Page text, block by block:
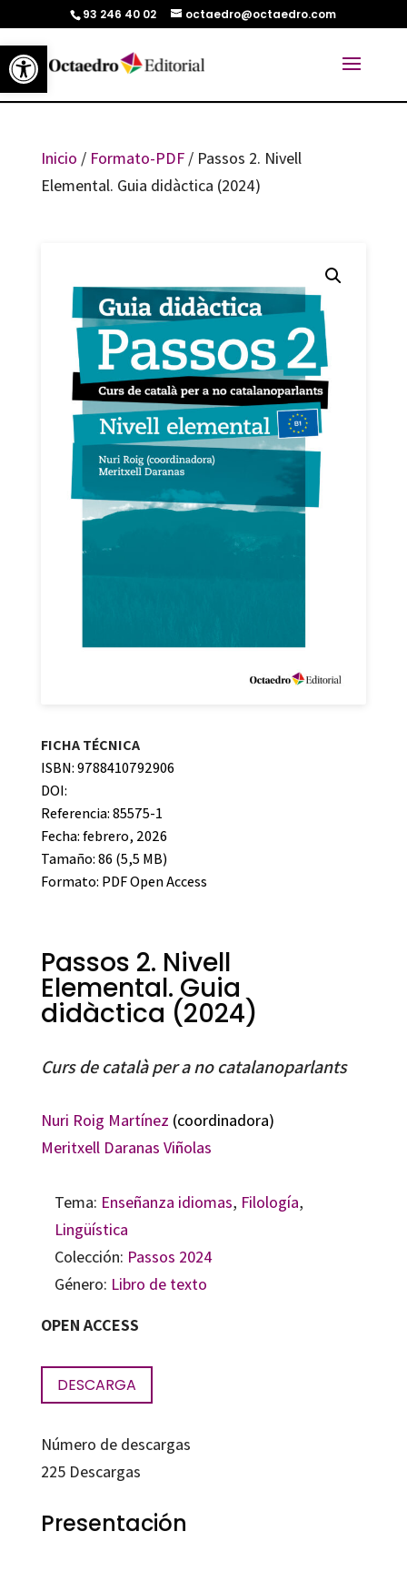
Abrir barra de herramientas
93 246 40 02 octaedro@octaedro.com
Inicio / Formato-PDF/ Passos 2. Nivell
Elemental. Guia didàctica (2024)
FICHA TÉCNICA
ISBN: 9788410792906
DOI:
Referencia: 85575-1
Fecha: febrero, 2026
Tamaño: 86 (5,5 MB)
Formato: PDF Open Access
Passos 2. Nivell
Elemental. Guia
didàctica (2024)
Curs de català per a no catalanoparlants
Nuri Roig Martínez (coordinadora)
Meritxell Daranas Viñolas
Tema: Enseñanza idiomas, Filología,
Lingüística
Colección: Passos 2024
Género: Libro de texto
OPEN ACCESS
DESCARGA
Número de descargas
225Descargas
Presentación